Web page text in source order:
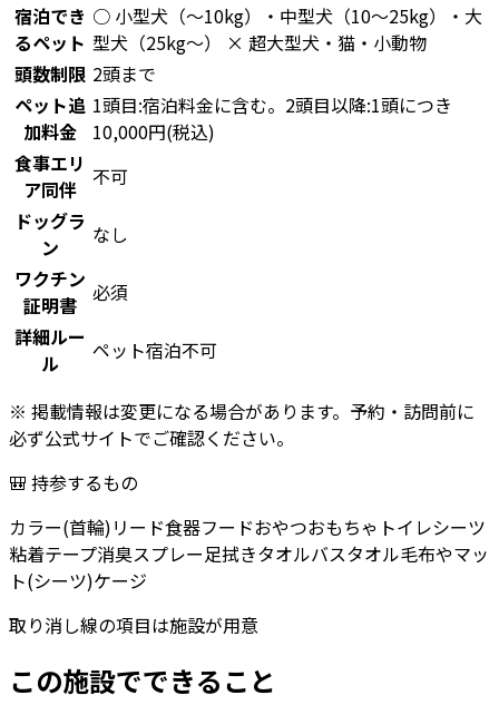
宿泊でき
るペット
○ 小型犬（〜10kg）・中型犬（10〜25kg）・大
型犬（25kg〜） × 超大型犬・猫・小動物
頭数制限 2頭まで
ペット追
加料金
1頭目:宿泊料金に含む。2頭目以降:1頭につき
10,000円(税込)
食事エリ
ア同伴 不可
ドッグラ
ン
なし
ワクチン
証明書 必須
詳細ルー
ル
ペット宿泊不可
※ 掲載情報は変更になる場合があります。予約・訪問前に
必ず公式サイトでご確認ください。
🎒 持参するもの
カラー(首輪)リード食器フードおやつおもちゃ トイレシーツ
粘着テープ消臭スプレー足拭きタオルバスタオル毛布やマッ
ト(シーツ)ケージ
取り消し線の項目は施設が用意
この施設でできること